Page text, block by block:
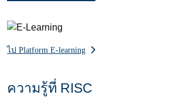
ไป Platform E-learning
ความรู้ที่ RISC